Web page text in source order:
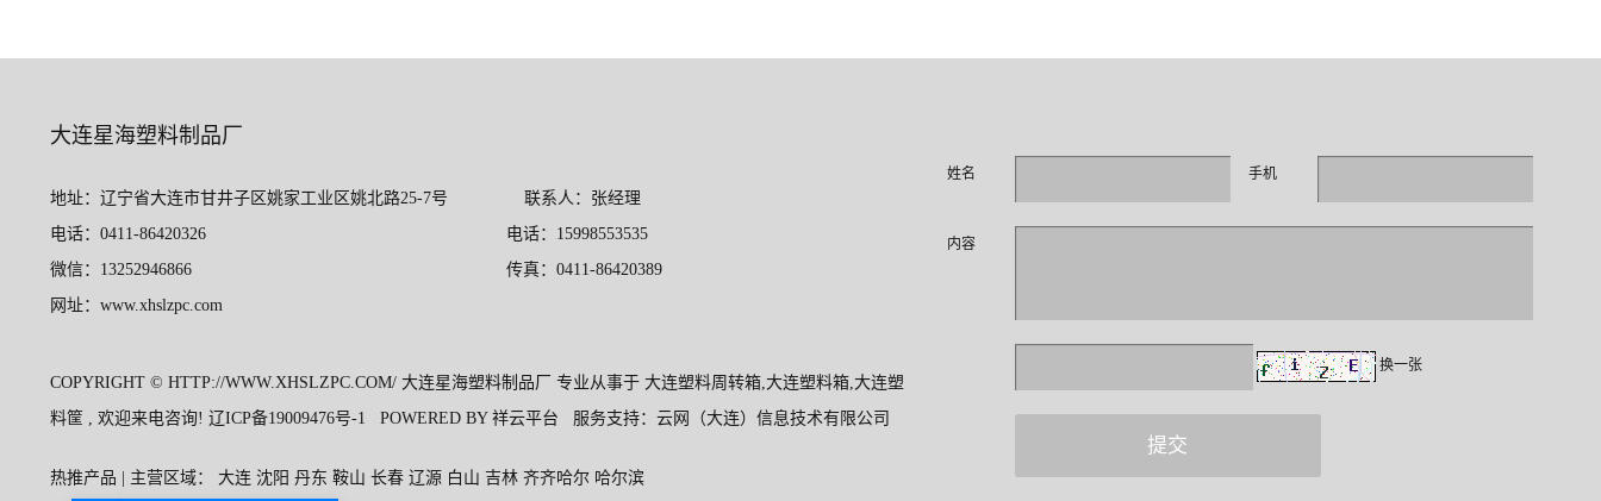
大连星海塑料制品厂
地址： 辽宁省大连市甘井子区姚家工业区姚北路25-7号
联系人：张经理
电话：0411-86420326 电话：15998553535
微信：13252946866 传真：0411-86420389
网址：www.xhslzpc.com
COPYRIGHT © HTTP://WWW.XHSLZPC.COM/ 大连星海塑料制品厂 专业从事于 大连塑料周转箱, 大连塑料箱, 大连塑
料筐, 欢迎来电咨询! 辽ICP备19009476号-1 POWERED BY 祥云平台 服务支持： 云网（大连）信息技术有限公司
热推产品 | 主营区域： 大连 沈阳 丹东 鞍山 长春 辽源 白山 吉林 齐齐哈尔 哈尔滨
姓名 手机
内容
换一张